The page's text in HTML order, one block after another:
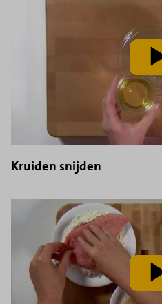
af
Kruiden snijden
af